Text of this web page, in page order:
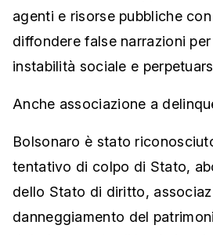
agenti e risorse pubbliche
diffondere false narrazioni
instabilità sociale e
Anche associazione a
Bolsonaro è stato
tentativo di colpo di Stato,
dello Stato di diritto,
danneggiamento del